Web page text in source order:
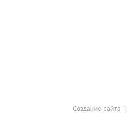
Создание сайта -